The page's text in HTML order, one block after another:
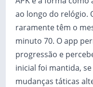
ao longo do relógio.
raramente têm o
minuto 70. O app
progressão e
inicial foi mantida,
mudanças táticas